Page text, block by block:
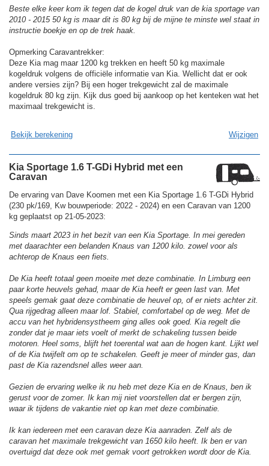
Beste elke keer kom ik tegen dat de kogel druk van de kia sportage van
2010 - 2015 50 kg is maar dit is 80 kg bij de mijne te minste wel staat in
instructie boekje en op de trek haak.
Opmerking Caravantrekker:
Deze Kia mag maar 1200 kg trekken en heeft 50 kg maximale
kogeldruk volgens de officiële informatie van Kia. Wellicht dat er ook
andere versies zijn? Bij een hoger trekgewicht zal de maximale
kogeldruk 80 kg zijn. Kijk dus goed bij aankoop op het kenteken wat het
maximaal trekgewicht is.
Bekijk berekening Wijzigen
Kia Sportage 1.6 T-GDi Hybrid met een
Caravan
De ervaring van Dave Koomen met een Kia Sportage 1.6 T-GDi Hybrid
(230 pk/169, Kw bouwperiode: 2022 - 2024) en een Caravan van 1200
kg geplaatst op 21-05-2023:
Sinds maart 2023 in het bezit van een Kia Sportage. In mei gereden
met daarachter een belanden Knaus van 1200 kilo. zowel voor als
achterop de Knaus een fiets.
De Kia heeft totaal geen moeite met deze combinatie. In Limburg een
paar korte heuvels gehad, maar de Kia heeft er geen last van. Met
speels gemak gaat deze combinatie de heuvel op, of er niets achter zit.
Qua rijgedrag alleen maar lof. Stabiel, comfortabel op de weg. Met de
accu van het hybridensystheem ging alles ook goed. Kia regelt die
zonder dat je maar iets voelt of merkt de schakeling tussen beide
motoren. Heel soms, blijft het toerental wat aan de hogen kant. Lijkt wel
of de Kia twijfelt om op te schakelen. Geeft je meer of minder gas, dan
past de Kia razendsnel alles weer aan.
Gezien de ervaring welke ik nu heb met deze Kia en de Knaus, ben ik
gerust voor de zomer. Ik kan mij niet voorstellen dat er bergen zijn,
waar ik tijdens de vakantie niet op kan met deze combinatie.
Ik kan iedereen met een caravan deze Kia aanraden. Zelf als de
caravan het maximale trekgewicht van 1650 kilo heeft. Ik ben er van
overtuigd dat deze ook met gemak voort getrokken wordt door de Kia.